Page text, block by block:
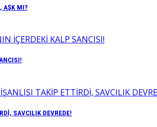
AŞK MI?
SAVCILIK DEVREDE!